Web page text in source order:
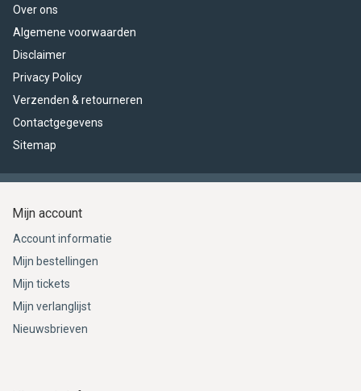
Over ons
Algemene voorwaarden
Disclaimer
Privacy Policy
Verzenden & retourneren
Contactgegevens
Sitemap
Mijn account
Account informatie
Mijn bestellingen
Mijn tickets
Mijn verlanglijst
Nieuwsbrieven